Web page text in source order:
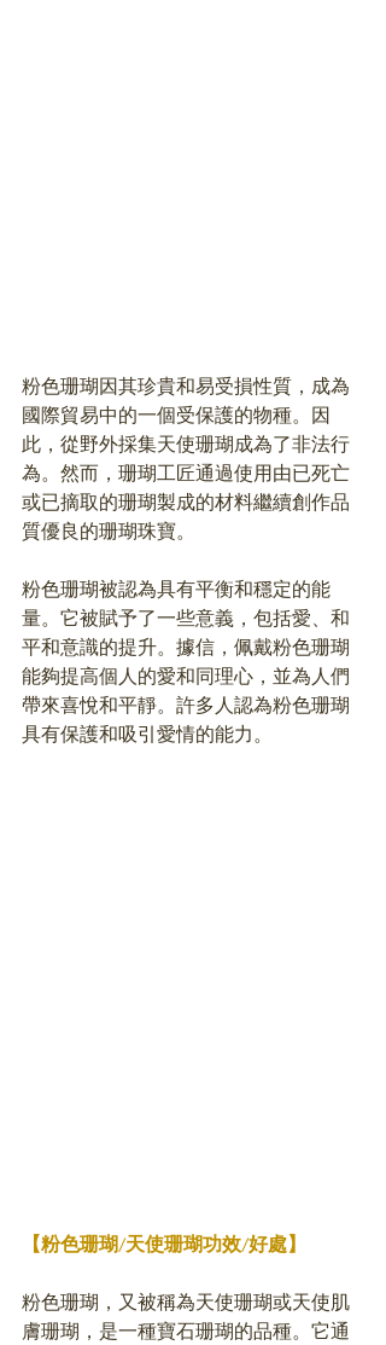
粉色珊瑚因其珍貴和易受損性質，成為
國際貿易中的一個受保護的物種。因
此，從野外採集天使珊瑚成為了非法行
為。然而，珊瑚工匠通過使用由已死亡
或已摘取的珊瑚製成的材料繼續創作品
質優良的珊瑚珠寶。
粉色珊瑚被認為具有平衡和穩定的能
量。它被賦予了一些意義，包括愛、和
平和意識的提升。據信，佩戴粉色珊瑚
能夠提高個人的愛和同理心，並為人們
帶來喜悅和平靜。許多人認為粉色珊瑚
具有保護和吸引愛情的能力。
【粉色珊瑚/天使珊瑚功效/好處】
粉色珊瑚，又被稱為天使珊瑚或天使肌
膚珊瑚，是一種寶石珊瑚的品種。它通